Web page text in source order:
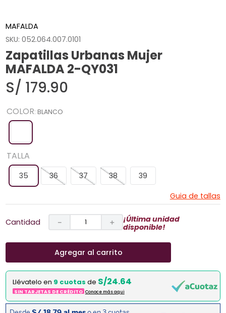
MAFALDA
SKU:052.064.007.0101
Zapatillas Urbanas Mujer
MAFALDA 2-QY031
S/ 179.90
COLOR: BLANCO
TALLA
35 36 37 38
39
Guia de tallas
Cantidad ＋
－
¡Última unidad
disponible!
Agregar al carrito
Llévatelo en 9 cuotas de S/24.64
SIN TARJETAS DE CRÉDITO Conoce más aqui